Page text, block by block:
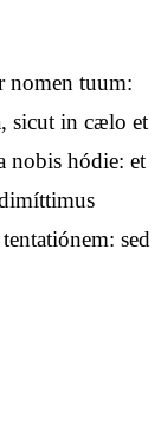
nomen tuum:
sicut in cælo et
nobis hódie: et
sed